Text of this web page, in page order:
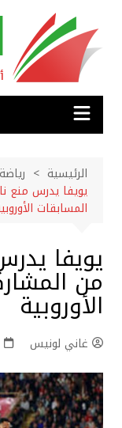
المحتوى
الرئيسية
رياضة
يويفا يدرس منع
المسابقات
يويفا
من
الأوروبية
غاني لونيس